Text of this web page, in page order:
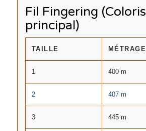
Fil Fingering (Coloris
principal)
TAILLE MÉTRAGE
1 400 m
2 407 m
3 445 m